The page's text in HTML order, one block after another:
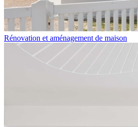
Rénovation et aménagement de maison